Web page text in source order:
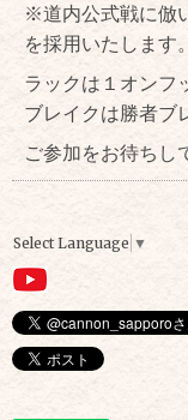
※道内公式戦に倣
を採用いたします。
ラックは１オンフ
ブレイクは勝者ブ
ご参加をお待ちし
Select Language ▼